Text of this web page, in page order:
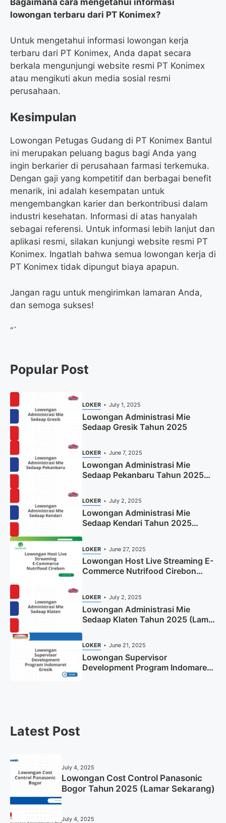
Bagaimana cara mengetahui informasi
lowongan terbaru dari PT Konimex?
Untuk mengetahui informasi lowongan kerja
terbaru dari PT Konimex, Anda dapat secara
berkala mengunjungi website resmi PT Konimex
atau mengikuti akun media sosial resmi
perusahaan.
Kesimpulan
Lowongan Petugas Gudang di PT Konimex Bantul
ini merupakan peluang bagus bagi Anda yang
ingin berkarier di perusahaan farmasi terkemuka.
Dengan gaji yang kompetitif dan berbagai benefit
menarik, ini adalah kesempatan untuk
mengembangkan karier dan berkontribusi dalam
industri kesehatan. Informasi di atas hanyalah
sebagai referensi. Untuk informasi lebih lanjut dan
aplikasi resmi, silakan kunjungi website resmi PT
Konimex. Ingatlah bahwa semua lowongan kerja di
PT Konimex tidak dipungut biaya apapun.
Jangan ragu untuk mengirimkan lamaran Anda,
dan semoga sukses!
“`
Popular Post
LOKER July 1, 2025
Lowongan Administrasi Mie
Sedaap Gresik Tahun 2025
LOKER June 7, 2025
Lowongan Administrasi Mie
Sedaap Pekanbaru Tahun 2025
LOKER July 2, 2025
Lowongan Administrasi Mie
Sedaap Kendari Tahun 2025
LOKER June 27, 2025
Lowongan Host Live Streaming E-
Commerce Nutrifood Cirebon
LOKER July 2, 2025
Lowongan Administrasi Mie
Sedaap Klaten Tahun 2025 (Lamar
LOKER June 21, 2025
Lowongan Supervisor
Development Program Indomaret
Latest Post
July 4, 2025
Lowongan Cost Control Panasonic
Bogor Tahun 2025 (Lamar Sekarang)
July 4, 2025